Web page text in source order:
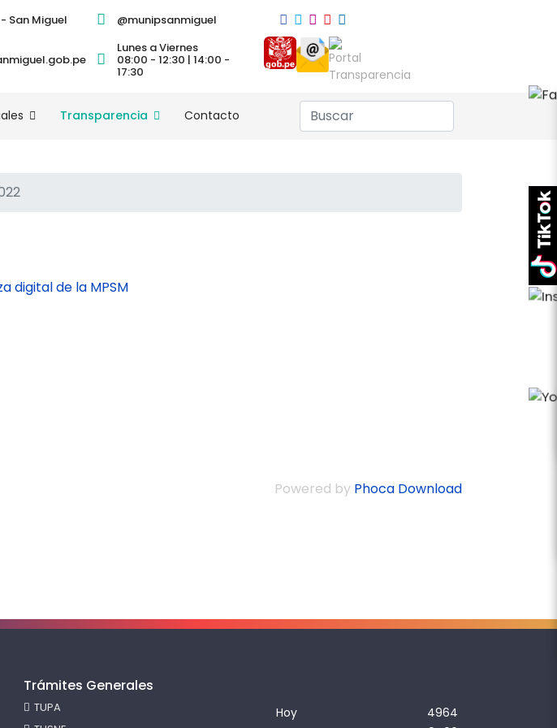
San Miguel @munipsanmiguel
Lunes a Viernes
08:00 - 12:30 | 14:00 -
17:30
Transparencia Contacto
digital de la MPSM
Powered by Phoca Download
Trámites Generales
TUPA
Hoy
4964